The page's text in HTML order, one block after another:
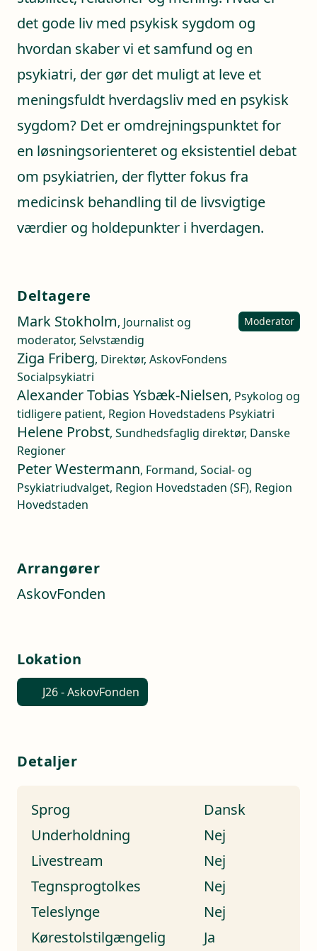
det gode liv med psykisk sygdom og
hvordan skaber vi et samfund og en
psykiatri, der gør det muligt at leve et
meningsfuldt hverdagsliv med en psykisk
sygdom? Det er omdrejningspunktet for
en løsningsorienteret og eksistentiel debat
om psykiatrien, der flytter fokus fra
medicinsk behandling til de livsvigtige
værdier og holdepunkter i hverdagen.
Deltagere
Mark Stokholm, Journalist og
moderator, Selvstændig
Moderator
Ziga Friberg, Direktør, AskovFondens
Socialpsykiatri
Alexander Tobias Ysbæk-Nielsen, Psykolog og
tidligere patient, Region Hovedstadens Psykiatri
Helene Probst, Sundhedsfaglig direktør, Danske
Regioner
Peter Westermann, Formand, Social- og
Psykiatriudvalget, Region Hovedstaden (SF), Region
Hovedstaden
Arrangører
AskovFonden
Lokation
J26 - AskovFonden
Detaljer
Sprog
Dansk
Underholdning
Nej
Livestream
Nej
Tegnsprogtolkes
Nej
Teleslynge
Nej
Kørestolstilgængelig
Ja